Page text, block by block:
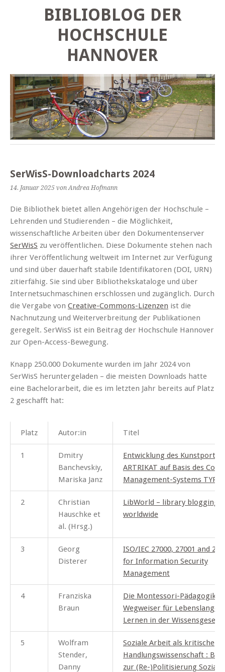
BIBLIOBLOG DER
HOCHSCHULE
HANNOVER
SerWisS-Downloadcharts 2024
14. Januar 2025 von Andrea Hofmann
Die Bibliothek bietet allen Angehörigen der Hochschule –
Lehrenden und Studierenden – die Möglichkeit,
wissenschaftliche Arbeiten über den Dokumentenserver
SerWisS zu veröffentlichen. Diese Dokumente stehen nach
ihrer Veröffentlichung weltweit im Internet zur Verfügung
und sind über dauerhaft stabile Identifikatoren (DOI, URN)
zitierfähig. Sie sind über Bibliothekskataloge und über
Internetsuchmaschinen erschlossen und zugänglich. Durch
die Vergabe von Creative-Commons-Lizenzen ist die
Nachnutzung und Weiterverbreitung der Publikationen
geregelt. SerWisS ist ein Beitrag der Hochschule Hannover
zur Open-Access-Bewegung.
Knapp 250.000 Dokumente wurden im Jahr 2024 von
SerWisS heruntergeladen – die meisten Downloads hatte
eine Bachelorarbeit, die es im letzten Jahr bereits auf Platz
2 geschafft hat:
Platz Autor:in Titel
1
Dmitry
Banchevskiy,
Mariska Janz
Entwicklung des Kunstportals
ARTRIKAT auf Basis des
Management-Systems
2
Christian
Hauschke et
al. (Hrsg.)
LibWorld – library blogging
worldwide
3
Georg
Disterer
ISO/IEC 27000, 27001 and
for Information Security
Management
4
Franziska
Braun
Die Montessori-Pädagogik
Wegweiser für Lebenslanges
Lernen in der
5
Wolfram
Stender,
Danny
Soziale Arbeit als kritische
Handlungswissenschaft :
zur (Re-)Politisierung